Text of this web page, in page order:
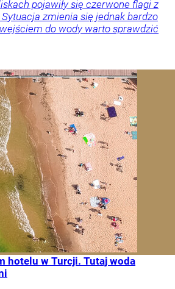
pojawiły się czerwone flagi z
zmienia się jednak bardzo
do wody warto sprawdzić
hotelu w Turcji. Tutaj woda